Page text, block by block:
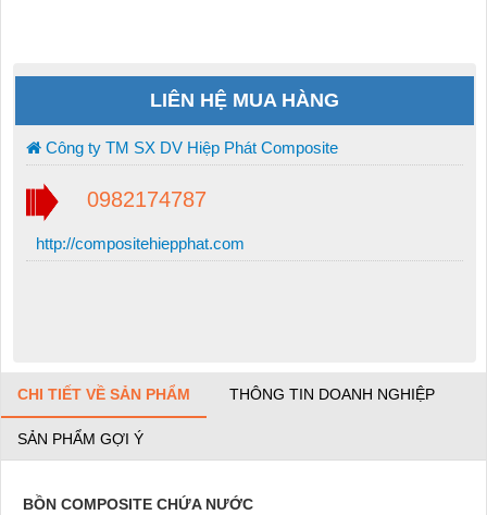
LIÊN HỆ MUA HÀNG
Công ty TM SX DV Hiệp Phát Composite
0982174787
http://compositehiepphat.com
CHI TIẾT VỀ SẢN PHẨM THÔNG TIN DOANH NGHIỆP
SẢN PHẨM GỢI Ý
BỒN COMPOSITE CHỨA NƯỚC